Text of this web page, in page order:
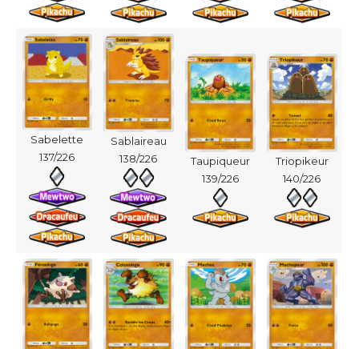
Sabelette
137/226
Sablaireau
138/226
Taupiqueur
139/226
Triopikeur
140/226